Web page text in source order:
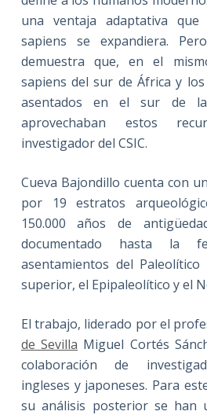
una ventaja adaptativa
sapiens se expandiera.
demuestra que, en el
sapiens del sur de África y los
asentados en el sur de la
aprovechaban estos
investigador del CSIC.
Cueva Bajondillo cuenta con
por 19 estratos
150.000 años de
documentado hasta la
asentamientos del
superior, el Epipaleolítico y el
El trabajo, liderado por el
de Sevilla Miguel Cortés
colaboración de
ingleses y japoneses. Para
su análisis posterior se han